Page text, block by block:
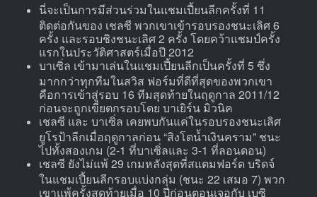
นี่จะเป็นการมีส่วนร่วมในแชมเปี้ยนลีกครั้งที่ 11
ติดต่อกันของ เชลซี พวกเขาเข้ารอบรองชนะเลิศ 6
ครั้ง และรอบชิงชนะเลิศ 2 ครั้ง โดยคว้าแชมป์ครั้ง
แรกในประวัติศาสตร์เมื่อปี 2012
บาเซิ่ล เข้ามาเล่นในแชมเปี้ยนลีกเป็นครั้งที่ 5 ซึ่ง
มากกว่าทุกทีมในสวิส ฟอร์มที่ดีที่สุดของพวกเขา
คือการเข้าสู่รอบ 16 ทีมสุดท้ายในฤดูกาล 2011/12
ก่อนจะถูกเขี่ยตกรอบโดย บาเยิร์น มิวนิค
เชลซี และ บาเซิ่ล เคยพบกันแค่ในรอบรองชนะเลิศ
ยูโรป้าลีกเมื่อฤดูกาลก่อน “สิงโตน้ำเงินคราม” ชนะ
ไปทั้งสองเกม (2-1 ที่บาเซิ่ลและ 3-1 ที่ลอนดอน)
เชลซี ยังไม่แพ้ 29 เกมหลังสุดที่สแตมฟอร์ด บริดจ์
ในแชมเปี้ยนลีกรอบแบ่งกลุ่ม (ชนะ 22 เสมอ 7) พวก
เขาแพ้ครั้งสุดท้ายเมื่อ 10 ปีก่อนตอนเจอกับ เบซิ